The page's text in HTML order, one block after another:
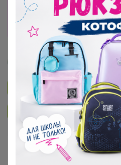
завершен
Перейти к текущей
Артемида
Подписаться на закупку 893
Подписаться на организатора
В архиве